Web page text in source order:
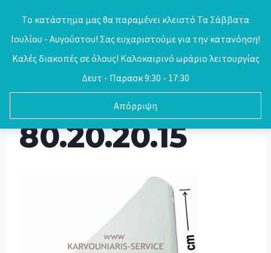
Το κατάστημα μας θα παραμένει κλειστό Τα Σάββατα
Ιουλίου - Αυγούστου! Σας ευχαριστούμε για την κατανόηση!
Καλές διακοπές σε όλους! Καλοκαιρινό ωράριο λειτουργίας
Δευτ - Παρασκ 9:30 - 17:30
Απόρριψη
0
80.20.20.15